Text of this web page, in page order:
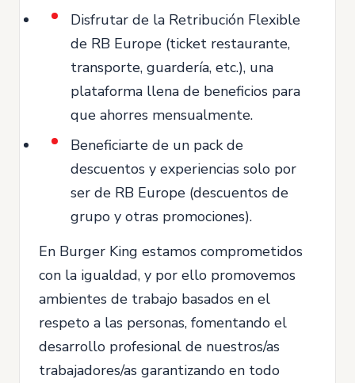
Disfrutar de la Retribución Flexible
de RB Europe (ticket restaurante,
transporte, guardería, etc.), una
plataforma llena de beneficios para
que ahorres mensualmente.
Beneficiarte de un pack de
descuentos y experiencias solo por
ser de RB Europe (descuentos de
grupo y otras promociones).
En Burger King estamos comprometidos
con la igualdad, y por ello promovemos
ambientes de trabajo basados en el
respeto a las personas, fomentando el
desarrollo profesional de nuestros/as
trabajadores/as garantizando en todo